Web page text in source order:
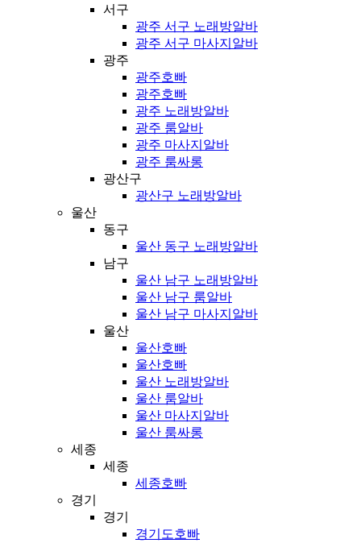
서구
광주 서구 노래방알바
광주 서구 마사지알바
광주
광주호빠
광주호빠
광주 노래방알바
광주 룸알바
광주 마사지알바
광주 룸싸롱
광산구
광산구 노래방알바
울산
동구
울산 동구 노래방알바
남구
울산 남구 노래방알바
울산 남구 룸알바
울산 남구 마사지알바
울산
울산호빠
울산호빠
울산 노래방알바
울산 룸알바
울산 마사지알바
울산 룸싸롱
세종
세종
세종호빠
경기
경기
경기도호빠